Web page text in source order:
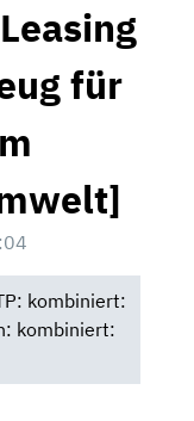
für
kombiniert:
kombiniert: